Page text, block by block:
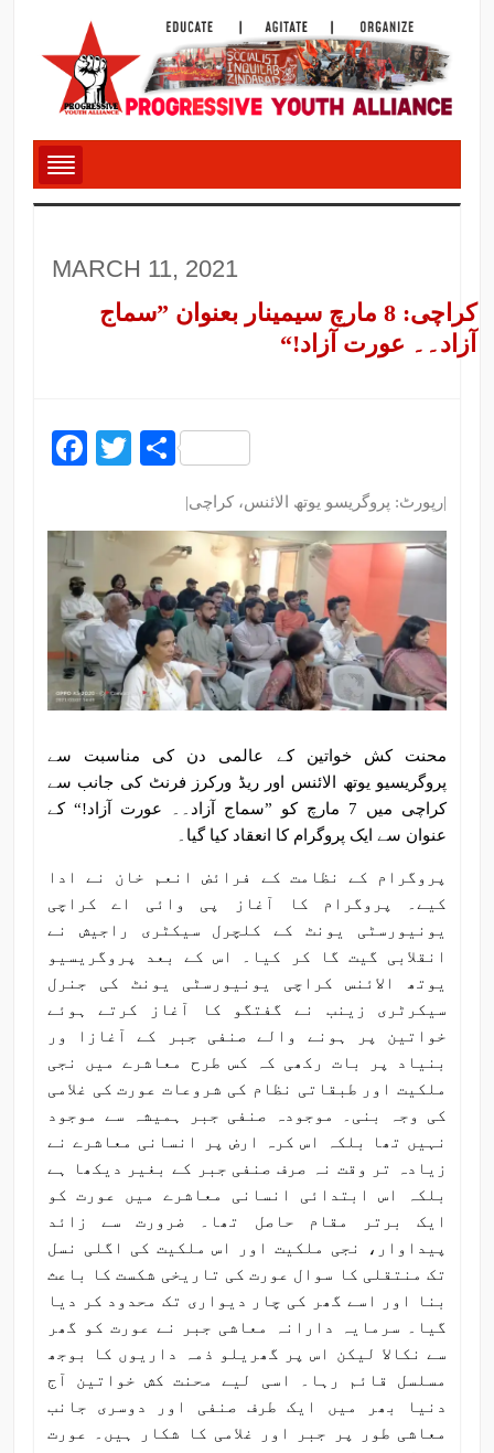
MARCH 11, 2021
کراچی: 8 مارچ سیمینار بعنوان ”سماج
آزاد۔۔ عورت آزاد!“
Facebook
Twitter
Share
|رپورٹ: پروگریسو یوتھ الائنس، کراچی|
محنت کش خواتین کے عالمی دن کی مناسبت سے
پروگریسیو یوتھ الائنس اور ریڈ ورکرز فرنٹ کی جانب سے
کراچی میں 7 مارچ کو ”سماج آزاد۔۔ عورت آزاد!“ کے
عنوان سے ایک پروگرام کا انعقاد کیا گیا۔
پروگرام کے نظامت کے فرائض انعم خان نے ادا
کیے۔ پروگرام کا آغاز پی وائی اے کراچی
یونیورسٹی یونٹ کے کلچرل سیکٹری راجیش نے
انقلابی گیت گا کر کیا۔ اس کے بعد پروگریسیو
یوتھ الائنس کراچی یونیورسٹی یونٹ کی جنرل
سیکرٹری زینب نے گفتگو کا آغاز کرتے ہوئے
خواتین پر ہونے والے صنفی جبر کے آغازا ور
بنیاد پر بات رکھی کہ کس طرح معاشرے میں نجی
ملکیت اور طبقاتی نظام کی شروعات عورت کی غلامی
کی وجہ بنی۔ موجودہ صنفی جبر ہمیشہ سے موجود
نہیں تھا بلکہ اس کرہ ارض پر انسانی معاشرے نے
زیادہ تر وقت نہ صرف صنفی جبر کے بغیر دیکھا ہے
بلکہ اس ابتدائی انسانی معاشرے میں عورت کو
ایک برتر مقام حاصل تھا۔ ضرورت سے زائد
پیداوار، نجی ملکیت اور اس ملکیت کی اگلی نسل
تک منتقلی کا سوال عورت کی تاریخی شکست کا باعث
بنا اور اسے گھر کی چار دیواری تک محدود کر دیا
گیا۔ سرمایہ دارانہ معاشی جبر نے عورت کو گھر
سے نکالا لیکن اس پر گھریلو ذمہ داریوں کا بوجھ
مسلسل قائم رہا۔ اسی لیے محنت کش خواتین آج
دنیا بھر میں ایک طرف صنفی اور دوسری جانب
معاشی طور پر جبر اور غلامی کا شکار ہیں۔ عورت